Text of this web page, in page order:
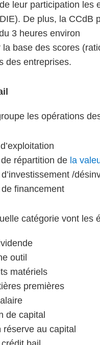
leur participation les
De plus, la
3 heures environ
la base des scores
des entreprises.
les opérations
répartition de la
/
financement
catégorie vont les
outil
matériels
premières
de capital
réserve au capital